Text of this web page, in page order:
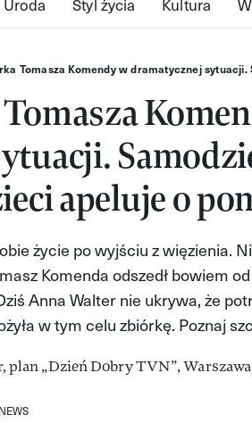
Tomasza Komendy w dramatycznej
apeluje o
życie po wyjściu z więzienia.
Komenda odszedł bowiem
Anna Walter nie ukrywa, że
w tym celu zbiórkę. Poznaj